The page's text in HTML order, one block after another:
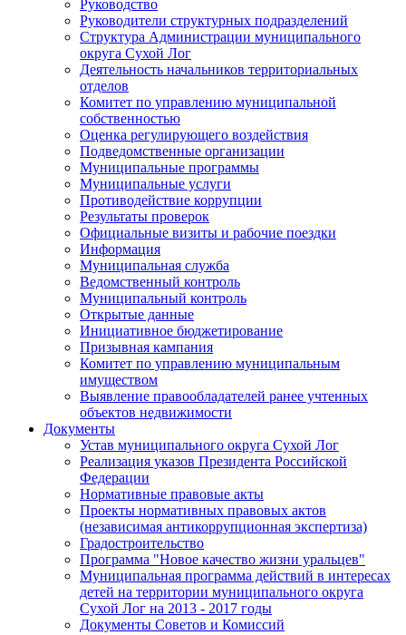
Руководство
Руководители структурных подразделений
Структура Администрации муниципального
округа Сухой Лог
Деятельность начальников территориальных
отделов
Комитет по управлению муниципальной
собственностью
Оценка регулирующего воздействия
Подведомственные организации
Муниципальные программы
Муниципальные услуги
Противодействие коррупции
Результаты проверок
Официальные визиты и рабочие поездки
Информация
Муниципальная служба
Ведомственный контроль
Муниципальный контроль
Открытые данные
Инициативное бюджетирование
Призывная кампания
Комитет по управлению муниципальным
имуществом
Выявление правообладателей ранее учтенных
объектов недвижимости
Документы
Устав муниципального округа Сухой Лог
Реализация указов Президента Российской
Федерации
Нормативные правовые акты
Проекты нормативных правовых актов
(независимая антикоррупционная экспертиза)
Градостроительство
Программа "Новое качество жизни уральцев"
Муниципальная программа действий в интересах
детей на территории муниципального округа
Сухой Лог на 2013 - 2017 годы
Документы Советов и Комиссий